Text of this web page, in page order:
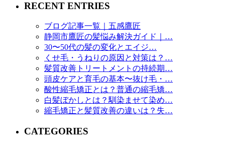
RECENT ENTRIES
ブログ記事一覧｜五感鷹匠
静岡市鷹匠の髪悩み解決ガイド｜…
30〜50代の髪の変化とエイジ…
くせ毛・うねりの原因と対策は？…
髪質改善トリートメントの持続期…
頭皮ケアと育毛の基本〜抜け毛・…
酸性縮毛矯正とは？普通の縮毛矯…
白髪ぼかしとは？馴染ませて染め…
縮毛矯正と髪質改善の違いは？失…
CATEGORIES